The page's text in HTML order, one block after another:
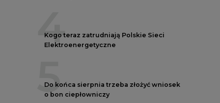
4
Kogo teraz zatrudniają Polskie Sieci
Elektroenergetyczne
5
Do końca sierpnia trzeba złożyć wniosek
o bon ciepłowniczy